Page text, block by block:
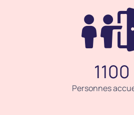
1100
Personnes